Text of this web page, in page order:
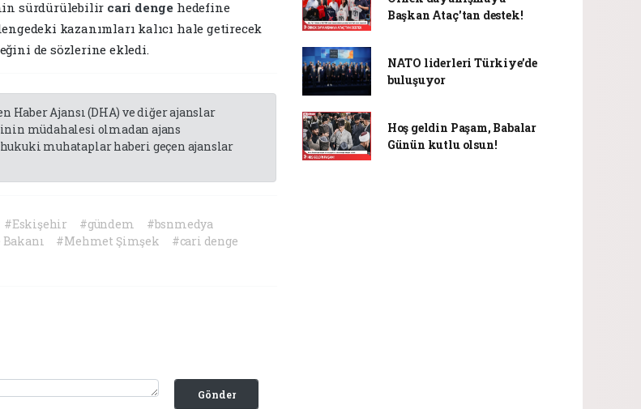
sürdürülebilir cari denge hedefine
kazanımları kalıcı hale getirecek
de sözlerine ekledi.
Haber Ajansı (DHA) ve diğer ajanslar
müdahalesi olmadan ajans
muhataplar haberi geçen ajanslar
#Eskişehir #gündem
#bsnmedya
#Mehmet Şimşek
#cari denge
Gönder
Başkan Ataç'tan destek!
NATO liderleri Türkiye’de
buluşuyor
Hoş geldin Paşam, Babalar
Günün kutlu olsun!